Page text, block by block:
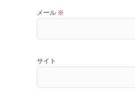
メール ※
サイト